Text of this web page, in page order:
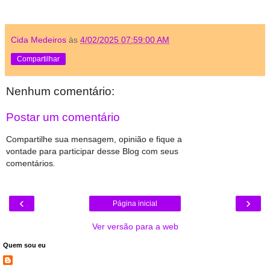
Cida Medeiros às 4/02/2025 07:59:00 AM
Compartilhar
Nenhum comentário:
Postar um comentário
Compartilhe sua mensagem, opinião e fique a
vontade para participar desse Blog com seus
comentários.
‹ ›
Página inicial
Ver versão para a web
Quem sou eu